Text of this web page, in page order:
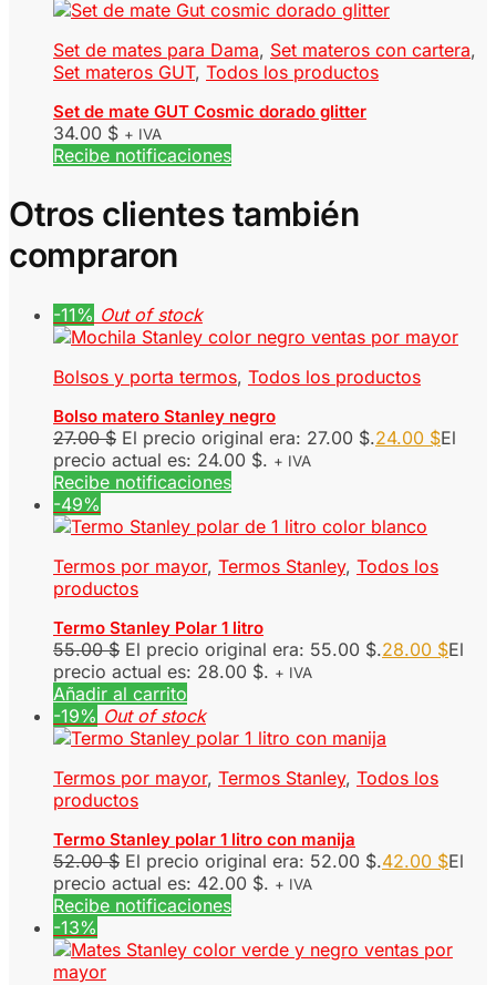
Set de mates para Dama, Set materos con cartera,
Set materos GUT, Todos los productos
Set de mate GUT Cosmic dorado glitter
34.00 $ + IVA
Recibe notificaciones
Otros clientes también
compraron
-11% Out of stock
Bolsos y porta termos, Todos los productos
Bolso matero Stanley negro
27.00$ El precio original era: 27.00 $.24.00 $El
precio actual es: 24.00 $. + IVA
Recibe notificaciones
-49%
Termos por mayor, Termos Stanley, Todos los
productos
Termo Stanley Polar 1 litro
55.00$ El precio original era: 55.00 $.28.00 $El
precio actual es: 28.00 $. + IVA
Añadir al carrito
-19% Out of stock
Termos por mayor, Termos Stanley, Todos los
productos
Termo Stanley polar 1 litro con manija
52.00$ El precio original era: 52.00 $.42.00 $El
precio actual es: 42.00 $. + IVA
Recibe notificaciones
-13%